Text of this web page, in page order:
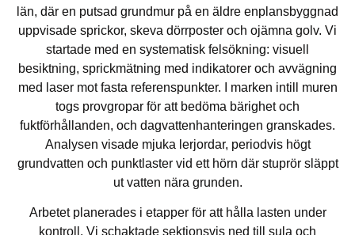
län, där en putsad grundmur på en äldre enplansbyggnad
uppvisade sprickor, skeva dörrposter och ojämna golv. Vi
startade med en systematisk felsökning: visuell
besiktning, sprickmätning med indikatorer och avvägning
med laser mot fasta referenspunkter. I marken intill muren
togs provgropar för att bedöma bärighet och
fuktförhållanden, och dagvattenhanteringen granskades.
Analysen visade mjuka lerjordar, periodvis högt
grundvatten och punktlaster vid ett hörn där stuprör släppt
ut vatten nära grunden.
Arbetet planerades i etapper för att hålla lasten under
kontroll. Vi schaktade sektionsvis ned till sula och